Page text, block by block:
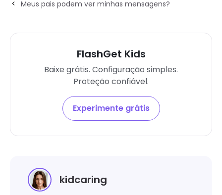
Meus pais podem ver minhas mensagens?
FlashGet Kids
Baixe grátis. Configuração simples.
Proteção confiável.
Experimente grátis
kidcaring